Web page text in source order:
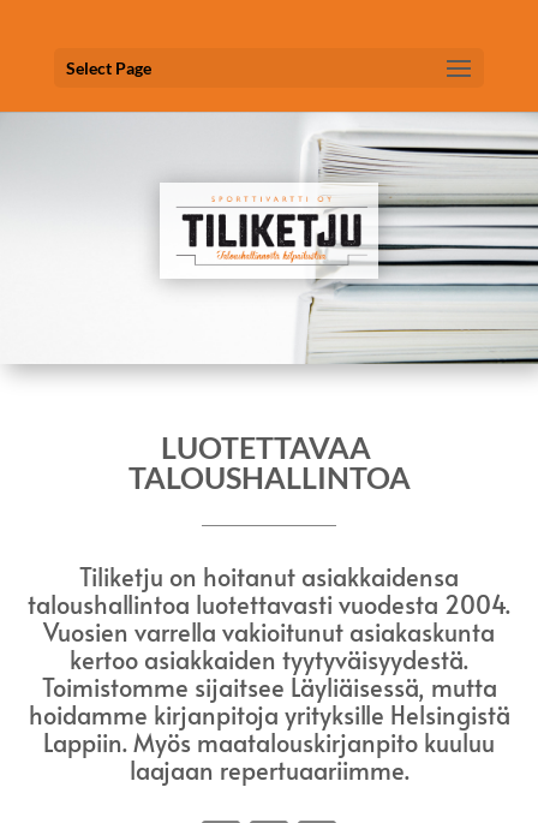
Select Page
LUOTETTAVAA
TALOUSHALLINTOA
Tiliketju on hoitanut asiakkaidensa
taloushallintoa luotettavasti vuodesta 2004.
Vuosien varrella vakioitunut asiakaskunta
kertoo asiakkaiden tyytyväisyydestä.
Toimistomme sijaitsee Läyliäisessä, mutta
hoidamme kirjanpitoja yrityksille Helsingistä
Lappiin. Myös maatalouskirjanpito kuuluu
laajaan repertuaariimme.